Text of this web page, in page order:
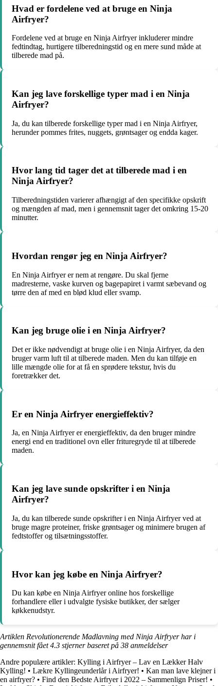
Hvad er fordelene ved at bruge en Ninja
Airfryer?
Fordelene ved at bruge en Ninja Airfryer inkluderer mindre
fedtindtag, hurtigere tilberedningstid og en mere sund måde at
tilberede mad på.
Kan jeg lave forskellige typer mad i en Ninja
Airfryer?
Ja, du kan tilberede forskellige typer mad i en Ninja Airfryer,
herunder pommes frites, nuggets, grøntsager og endda kager.
Hvor lang tid tager det at tilberede mad i en
Ninja Airfryer?
Tilberedningstiden varierer afhængigt af den specifikke opskrift
og mængden af mad, men i gennemsnit tager det omkring 15-20
minutter.
Hvordan rengør jeg en Ninja Airfryer?
En Ninja Airfryer er nem at rengøre. Du skal fjerne
madresterne, vaske kurven og bagepapiret i varmt sæbevand og
tørre den af ​​med en blød klud eller svamp.
Kan jeg bruge olie i en Ninja Airfryer?
Det er ikke nødvendigt at bruge olie i en Ninja Airfryer, da den
bruger varm luft til at tilberede maden. Men du kan tilføje en
lille mængde olie for at få en sprødere tekstur, hvis du
foretrækker det.
Er en Ninja Airfryer energieffektiv?
Ja, en Ninja Airfryer er energieffektiv, da den bruger mindre
energi end en traditionel ovn eller frituregryde til at tilberede
maden.
Kan jeg lave sunde opskrifter i en Ninja
Airfryer?
Ja, du kan tilberede sunde opskrifter i en Ninja Airfryer ved at
bruge magre proteiner, friske grøntsager og minimere brugen af ​​
fedtstoffer og tilsætningsstoffer.
Hvor kan jeg købe en Ninja Airfryer?
Du kan købe en Ninja Airfryer online hos forskellige
forhandlere eller i udvalgte fysiske butikker, der sælger
køkkenudstyr.
Artiklen Revolutionerende Madlavning med Ninja Airfryer har i
gennemsnit fået4.3 stjerner baseret på 38 anmeldelser
Andre populære artikler: Kylling i Airfryer – Lav en Lækker Halv
Kylling! • Lækre Kyllingeunderlår i Airfryer! • Kan man lave klejner i
en airfryer? • Find den Bedste Airfryer i 2022 – Sammenlign Priser! •